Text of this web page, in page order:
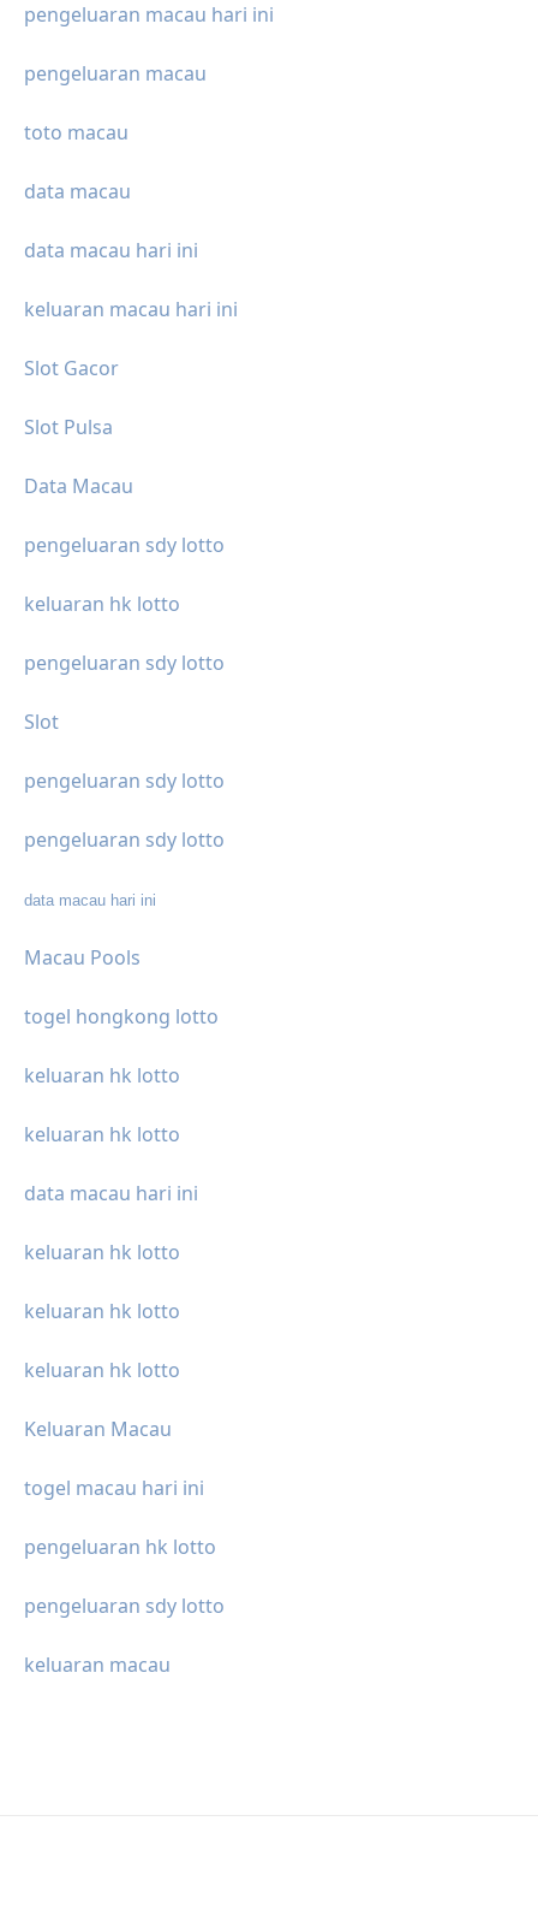
pengeluaran macau hari ini
pengeluaran macau
toto macau
data macau
data macau hari ini
keluaran macau hari ini
Slot Gacor
Slot Pulsa
Data Macau
pengeluaran sdy lotto
keluaran hk lotto
pengeluaran sdy lotto
Slot
pengeluaran sdy lotto
pengeluaran sdy lotto
data macau hari ini
Macau Pools
togel hongkong lotto
keluaran hk lotto
keluaran hk lotto
data macau hari ini
keluaran hk lotto
keluaran hk lotto
keluaran hk lotto
Keluaran Macau
togel macau hari ini
pengeluaran hk lotto
pengeluaran sdy lotto
keluaran macau